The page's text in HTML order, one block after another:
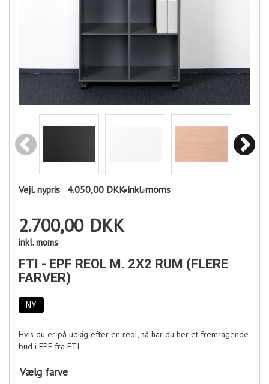
Vejl. nypris 4.050,00 DKK inkl. moms
2.700,00 DKK
inkl. moms
FTI - EPF REOL M. 2X2 RUM (FLERE
FARVER)
NY
Hvis du er på udkig efter en reol, så har du her et fremragende
bud i EPF fra FTI.
Vælg farve